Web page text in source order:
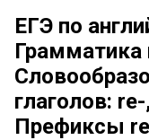
ЕГЭ по
Грамматика
глаголов:
Префиксы